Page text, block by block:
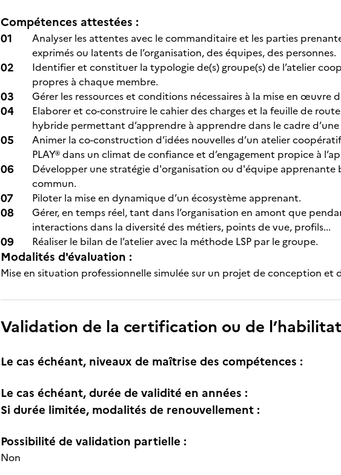
Compétences attestées :
Analyser les attentes avec le commanditaire et les parties
exprimés ou latents de l’organisation, des équipes, des personnes.
Identifier et constituer la typologie de(s) groupe(s) de l’atelier
propres à chaque membre.
Gérer les ressources et conditions nécessaires à la mise en œuvre
Elaborer et co-construire le cahier des charges et la feuille de
hybride permettant d’apprendre à apprendre dans le cadre
Animer la co-construction d’idées nouvelles d’un atelier
PLAY® dans un climat de confiance et d’engagement propice à
Développer une stratégie d'organisation ou d'équipe apprenante
commun.
Piloter la mise en dynamique d’un écosystème apprenant.
Gérer, en temps réel, tant dans l’organisation en amont que
interactions dans la diversité des métiers, points de vue, profils...
Réaliser le bilan de l’atelier avec la méthode LSP par le groupe.
Modalités d'évaluation :
Mise en situation professionnelle simulée sur un projet de conception et
Validation de la certification ou de
Le cas échéant, niveaux de maîtrise des compétences :
Le cas échéant, durée de validité en années :
Si durée limitée, modalités de renouvellement :
Possibilité de validation partielle :
Non